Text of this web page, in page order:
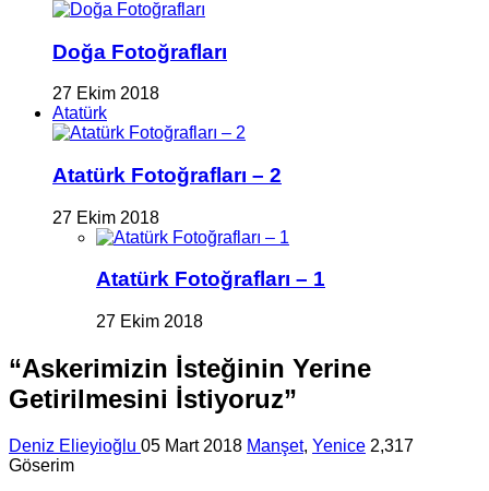
Doğa Fotoğrafları
27 Ekim 2018
Atatürk
Atatürk Fotoğrafları – 2
27 Ekim 2018
Atatürk Fotoğrafları – 1
27 Ekim 2018
“Askerimizin İsteğinin Yerine
Getirilmesini İstiyoruz”
Deniz Elieyioğlu 05 Mart 2018 Manşet, Yenice 2,317
Göserim